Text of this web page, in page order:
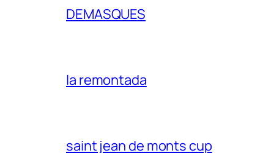
DEMASQUES
la remontada
saint jean de monts cup